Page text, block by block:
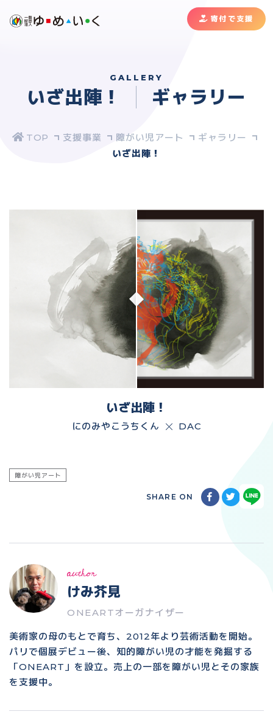
寄付で支援
GALLERY
いざ出陣！ ギャラリー
支援事業 障がい児アート
ギャラリー
いざ出陣！
いざ出陣！
にのみやこうちくん DAC
障がい児アート
SHARE ON
author
けみ芥見
ONEARTオーガナイザー
美術家の母のもとで育ち、2012年より芸術活動を開始。
パリで個展デビュー後、知的障がい児の才能を発掘する
「ONEART」を設立。売上の一部を障がい児とその家族
を支援中。